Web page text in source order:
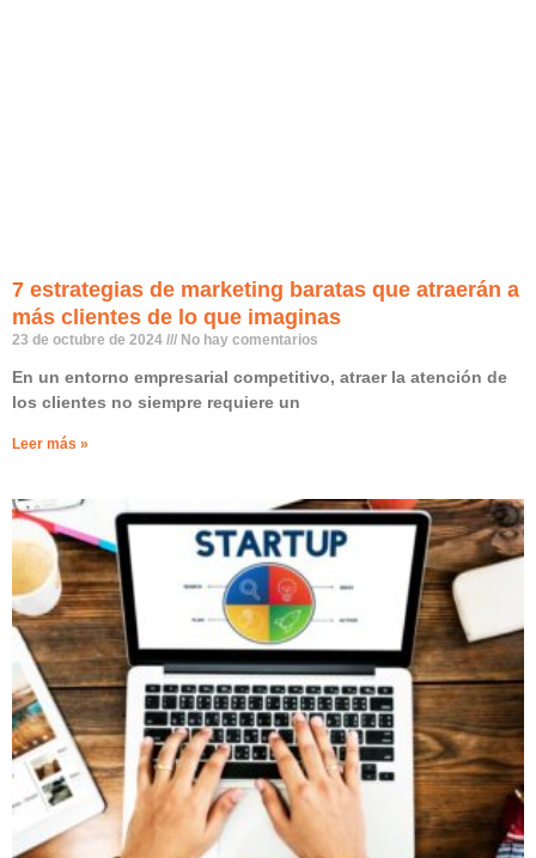
7 estrategias de marketing baratas que atraerán a
más clientes de lo que imaginas
23 de octubre de 2024 No hay comentarios
En un entorno empresarial competitivo, atraer la atención de
los clientes no siempre requiere un
Leer más »